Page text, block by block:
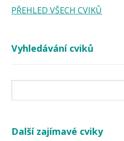
PŘEHLED VŠECH CVIKŮ
Vyhledávání cviků
Další zajímavé cviky